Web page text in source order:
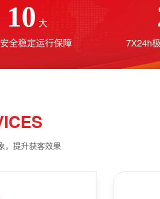
10 大
全稳定运行保障
7X24h
，提升获客效果